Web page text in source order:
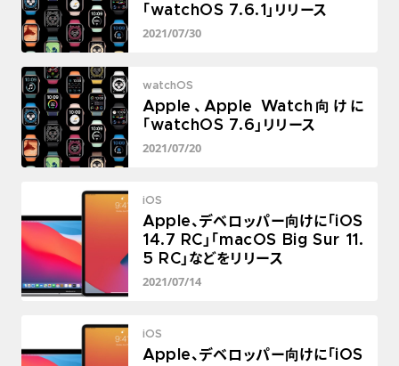
「watchOS 7.6.1」リリース
2021/07/30
watchOS
Apple、Apple Watch向けに
「watchOS 7.6」リリース
2021/07/20
iOS
Apple、デベロッパー向けに「iOS
14.7 RC」「macOS Big Sur 11.
5 RC」などをリリース
2021/07/14
iOS
Apple、デベロッパー向けに「iOS